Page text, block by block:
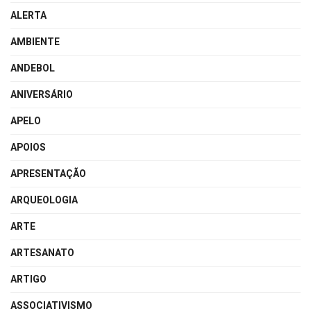
ALERTA
AMBIENTE
ANDEBOL
ANIVERSÁRIO
APELO
APOIOS
APRESENTAÇÃO
ARQUEOLOGIA
ARTE
ARTESANATO
ARTIGO
ASSOCIATIVISMO